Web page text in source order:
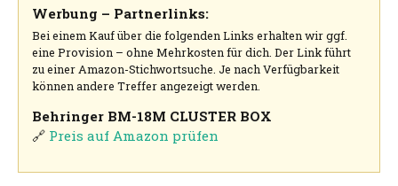
Werbung – Partnerlinks:
Bei einem Kauf über die folgenden Links erhalten wir ggf.
eine Provision – ohne Mehrkosten für dich. Der Link führt
zu einer Amazon-Stichwortsuche. Je nach Verfügbarkeit
können andere Treffer angezeigt werden.
Behringer BM-18M CLUSTER BOX
🔗 Preis auf Amazon prüfen